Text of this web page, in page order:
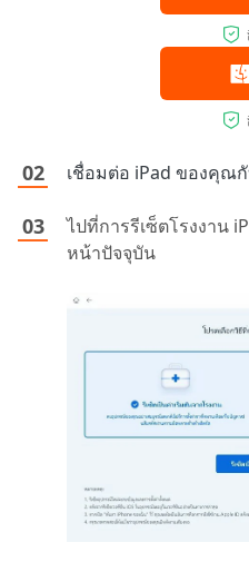
เชื่อมต่อ iPad ของคุณ
ไปที่การรีเซ็ตโรงงาน
หน้าปัจจุบัน